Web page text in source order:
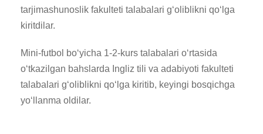
tarjimashunoslik fakulteti talabalari gʻoliblikni qoʻlga
kiritdilar.
Mini-futbol boʻyicha 1-2-kurs talabalari oʻrtasida
oʻtkazilgan bahslarda Ingliz tili va adabiyoti fakulteti
talabalari gʻoliblikni qoʻlga kiritib, keyingi bosqichga
yoʻllanma oldilar.